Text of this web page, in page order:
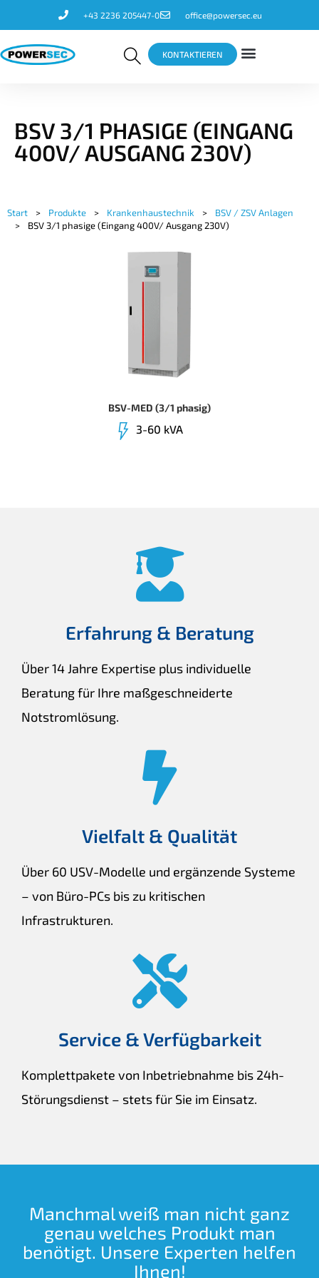
+43 2236 205447-0 office@powersec.eu
KONTAKTIEREN
BSV 3/1 PHASIGE (EINGANG
400V/ AUSGANG 230V)
Start > Produkte > Krankenhaustechnik >
BSV / ZSV Anlagen
>
BSV 3/1 phasige (Eingang 400V/ Ausgang 230V)
3-60 kVA
BSV-MED (3/1 phasig)
Erfahrung & Beratung
Über 14 Jahre Expertise plus individuelle
Beratung für Ihre maßgeschneiderte
Notstromlösung.
Vielfalt & Qualität
Über 60 USV-Modelle und ergänzende Systeme
– von Büro-PCs bis zu kritischen
Infrastrukturen.
Service & Verfügbarkeit
Komplettpakete von Inbetriebnahme bis 24h-
Störungsdienst – stets für Sie im Einsatz.
Manchmal weiß man nicht ganz
genau welches Produkt man
benötigt. Unsere Experten helfen
Ihnen!